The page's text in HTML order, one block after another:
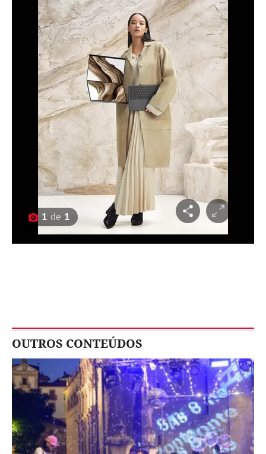
1 de 1
OUTROS CONTEÚDOS